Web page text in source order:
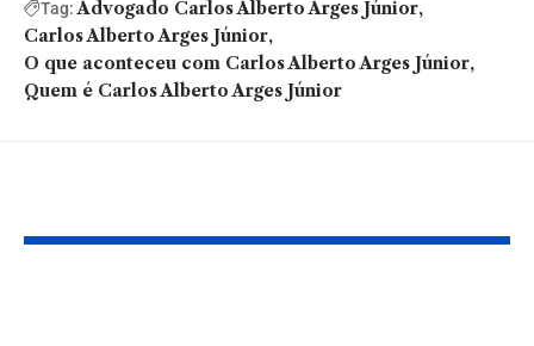
Tag: Advogado Carlos Alberto Arges Júnior
Carlos Alberto Arges Júnior
O que aconteceu com Carlos Alberto Arges Júnior
Quem é Carlos Alberto Arges Júnior